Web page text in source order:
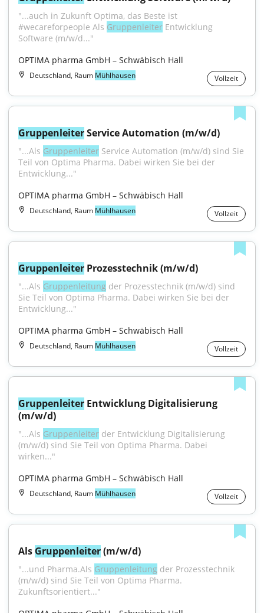
"...auch in Zukunft Optima, das Beste ist
#wecareforpeople Als Gruppenleiter Entwicklung
Software (m/w/d..."
OPTIMA pharma GmbH – Schwäbisch Hall
Deutschland, Raum Mühlhausen Vollzeit
Gruppenleiter Service Automation (m/w/d)
"...Als Gruppenleiter Service Automation (m/w/d) sind Sie
Teil von Optima Pharma. Dabei wirken Sie bei der
Entwicklung..."
OPTIMA pharma GmbH – Schwäbisch Hall
Deutschland, Raum Mühlhausen Vollzeit
Gruppenleiter Prozesstechnik (m/w/d)
"...Als Gruppenleitung der Prozesstechnik (m/w/d) sind
Sie Teil von Optima Pharma. Dabei wirken Sie bei der
Entwicklung..."
OPTIMA pharma GmbH – Schwäbisch Hall
Deutschland, Raum Mühlhausen Vollzeit
Gruppenleiter Entwicklung Digitalisierung
(m/w/d)
"...Als Gruppenleiter der Entwicklung Digitalisierung
(m/w/d) sind Sie Teil von Optima Pharma. Dabei
wirken..."
OPTIMA pharma GmbH – Schwäbisch Hall
Deutschland, Raum Mühlhausen Vollzeit
Als Gruppenleiter (m/w/d)
"...und Pharma.Als Gruppenleitung der Prozesstechnik
(m/w/d) sind Sie Teil von Optima Pharma.
Zukunftsorientiert..."